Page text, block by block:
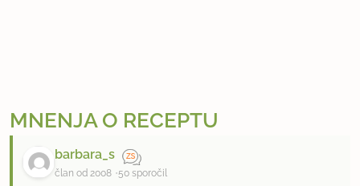
MNENJA O RECEPTU
barbara_s
član od 2008 50 sporočil